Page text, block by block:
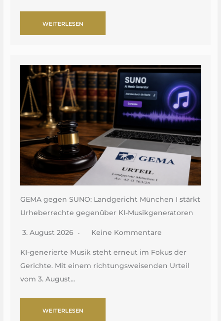
WEITERLESEN
GEMA gegen SUNO: Landgericht München I stärkt
Urheberrechte gegenüber KI-Musikgeneratoren
3. August 2026 Keine Kommentare
KI-generierte Musik steht erneut im Fokus der
Gerichte. Mit einem richtungsweisenden Urteil
vom 3. August...
WEITERLESEN